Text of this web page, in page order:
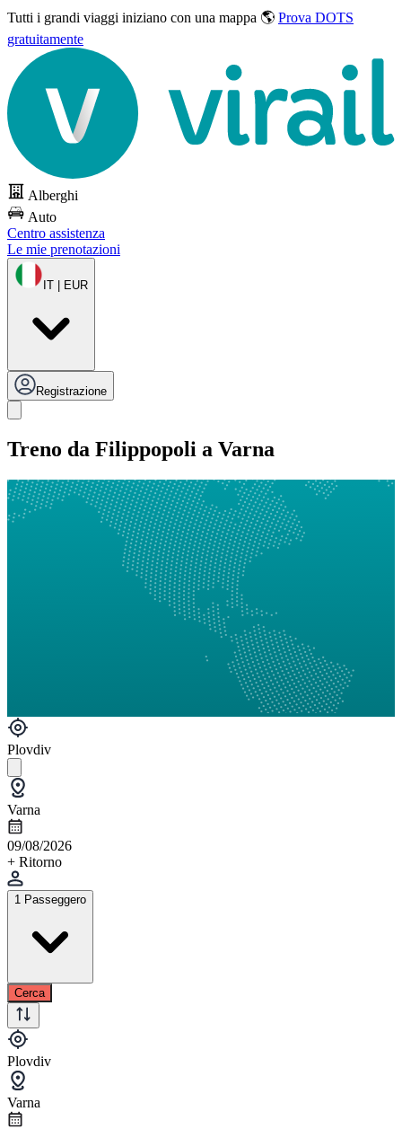
Tutti i grandi viaggi iniziano con una mappa 🌎 Prova DOTS
gratuitamente
Alberghi
Auto
Centro assistenza
Le mie prenotazioni
IT | EUR
Registrazione
Treno da Filippopoli a Varna
Plovdiv
Varna
09/08/2026
+ Ritorno
1 Passeggero
Cerca
Plovdiv
Varna